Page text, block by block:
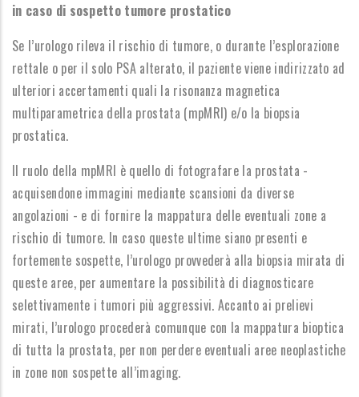
in caso di sospetto tumore prostatico
Se l’urologo rileva il rischio di tumore, o durante l’esplorazione
rettale o per il solo PSA alterato, il paziente viene indirizzato ad
ulteriori accertamenti quali la risonanza magnetica
multiparametrica della prostata (mpMRI) e/o la biopsia
prostatica.
Il ruolo della mpMRI è quello di fotografare la prostata -
acquisendone immagini mediante scansioni da diverse
angolazioni - e di fornire la mappatura delle eventuali zone a
rischio di tumore. In caso queste ultime siano presenti e
fortemente sospette, l’urologo provvederà alla biopsia mirata di
queste aree, per aumentare la possibilità di diagnosticare
selettivamente i tumori più aggressivi. Accanto ai prelievi
mirati, l’urologo procederà comunque con la mappatura bioptica
di tutta la prostata, per non perdere eventuali aree neoplastiche
in zone non sospette all’imaging.